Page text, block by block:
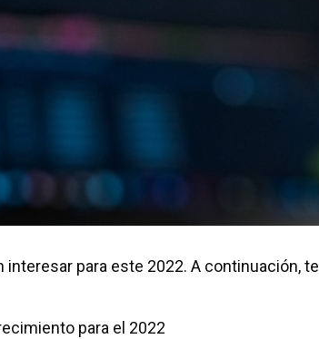
para este 2022. A continuación, te
para el 2022